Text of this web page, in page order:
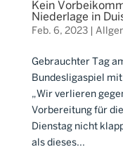
Kein
Niederlage in
Feb. 6, 2023|
Gebrauchter Tag
Bundesligaspiel mit
„Wir verlieren
Vorbereitung für
Dienstag nicht
als dieses...